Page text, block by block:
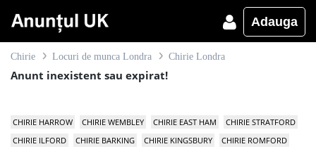
Adauga
Chirie Locuri de munca Londra Chirie Londra
Anunt inexistent sau expirat!
CHIRIE HARROW CHIRIE WEMBLEY CHIRIE EAST HAM
CHIRIE STRATFORD
CHIRIE ILFORD
CHIRIE BARKING CHIRIE KINGSBURY
CHIRIE ROMFORD